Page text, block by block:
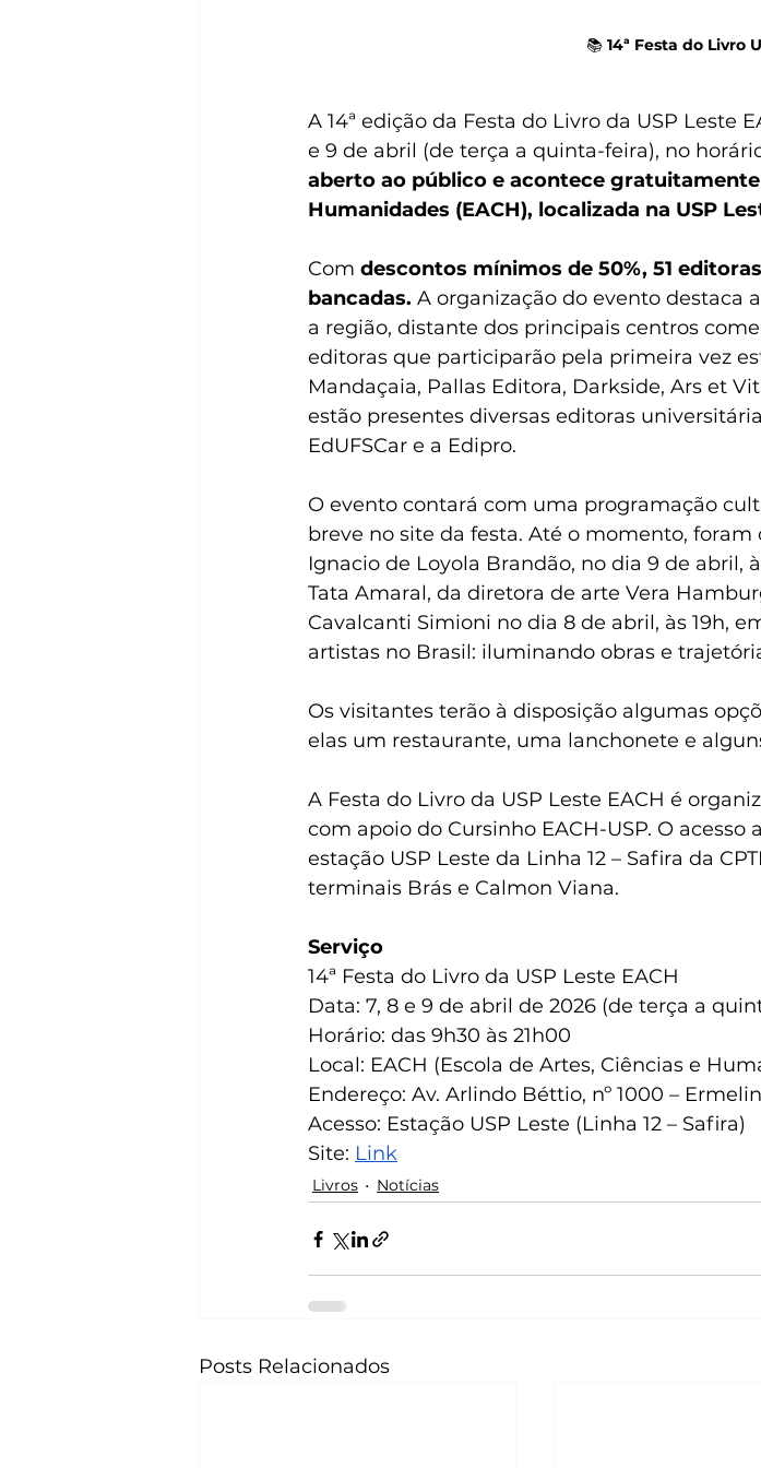
📚 14ª Festa do Livro
A 14ª edição da Festa do Livro da USP Leste
e 9 de abril (de terça a quinta-feira), no
aberto ao público e acontece gratuitamente
Humanidades (EACH), localizada na USP
Com descontos mínimos de 50%, 51
bancadas. A organização do evento destaca
a região, distante dos principais centros
editoras que participarão pela primeira vez
Mandaçaia, Pallas Editora, Darkside, Ars et
estão presentes diversas editoras
EdUFSCar e a Edipro.
O evento contará com uma programação
breve no site da festa. Até o momento,
Ignacio de Loyola Brandão, no dia 9 de abril,
Tata Amaral, da diretora de arte Vera
Cavalcanti Simioni no dia 8 de abril, às 19h,
artistas no Brasil: iluminando obras e
Os visitantes terão à disposição algumas
elas um restaurante, uma lanchonete e
A Festa do Livro da USP Leste EACH é
com apoio do Cursinho EACH-USP. O acesso
estação USP Leste da Linha 12 – Safira da
terminais Brás e Calmon Viana.
Serviço
14ª Festa do Livro da USP Leste EACH
Data: 7, 8 e 9 de abril de 2026 (de terça a
Horário: das 9h30 às 21h00
Local: EACH (Escola de Artes, Ciências e
Endereço: Av. Arlindo Béttio, nº 1000 –
Acesso: Estação USP Leste (Linha 12 – Safira)
Site: Link
Livros Notícias
Posts Relacionados